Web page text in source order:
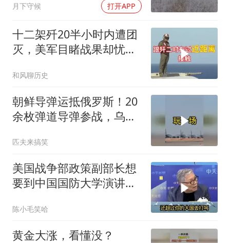
月下守候 打开APP
十二架歼20半小时内遭团
灭，美军目睹战果却忧心
和风聊历史
朝鲜导弹运抵俄罗斯！20
余枚弹道导弹参战，乌克
匹夫来搞笑
美国战争部政策副部长想
要到中国国防大学演讲？
陈小毛笑哈
黄金大涨，看懂没？